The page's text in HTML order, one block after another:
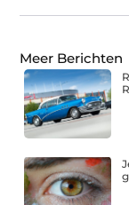
Meer Berichten